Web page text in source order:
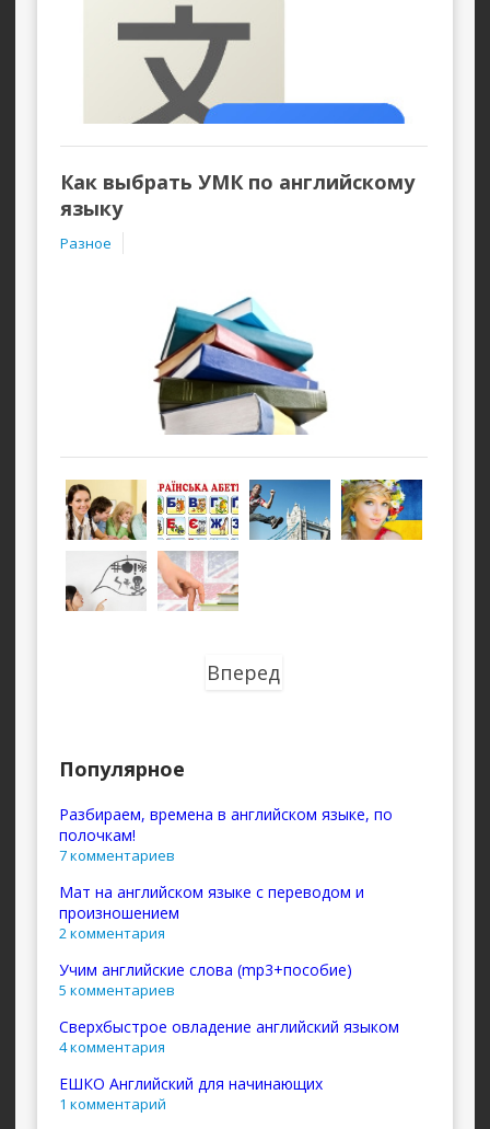
Как выбрать УМК по английскому
языку
Разное
Вперед
Популярное
Разбираем, времена в английском языке, по
полочкам!
7 комментариев
Мат на английском языке с переводом и
произношением
2 комментария
Учим английские слова (mp3+пособие)
5 комментариев
Сверхбыстрое овладение английский языком
4 комментария
ЕШКО Английский для начинающих
1 комментарий